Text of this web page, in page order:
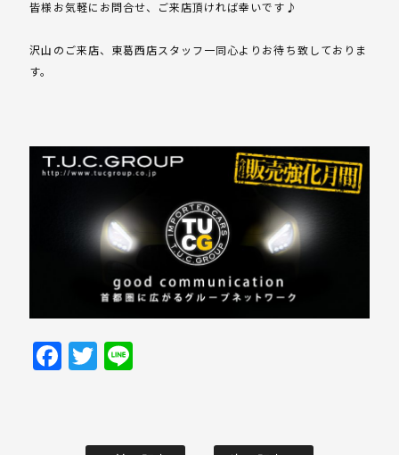
皆様お気軽にお問合せ、ご来店頂ければ幸いです♪
沢山のご来店、東葛西店スタッフ一同心よりお待ち致しておりま
す。
Facebook
Twitter